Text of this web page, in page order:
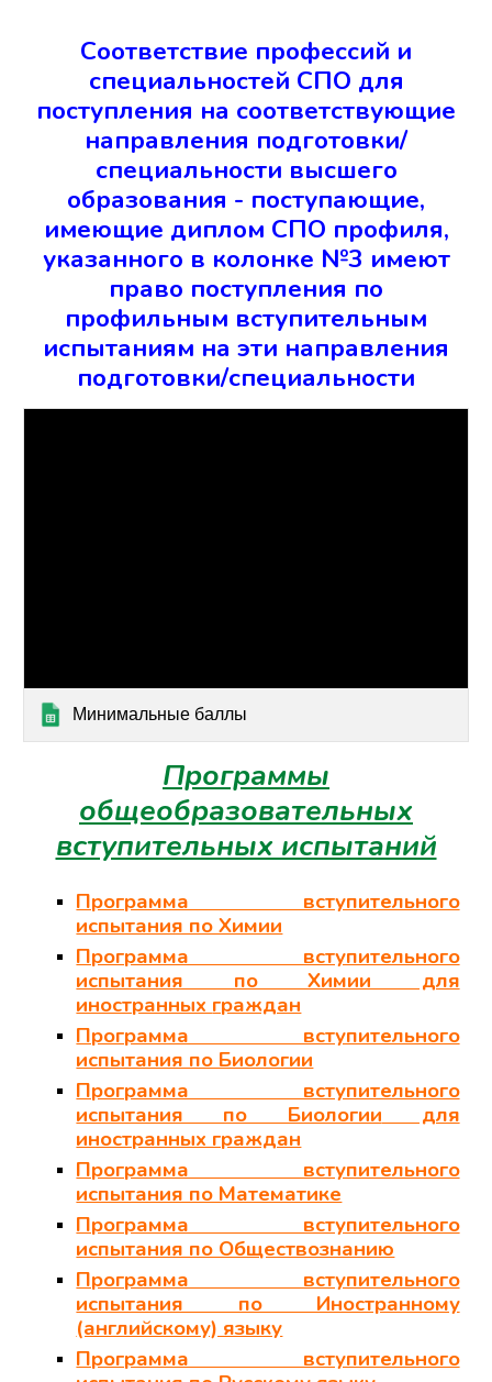
Соответствие профессий и
специальностей СПО для
поступления на соответствующие
направления подготовки/
специальности высшего
образования - поступающие,
имеющие диплом СПО профиля,
указанного в колонке №3 имеют
право поступления по
профильным вступительным
испытаниям на эти направления
подготовки/специальности
Минимальные баллы
Программы
общеобразовательных
вступительных испытаний
Программа вступительного
испытания по Химии
Программа вступительного
испытания по Химии для
иностранных граждан
Программа вступительного
испытания по Биологии
Программа вступительного
испытания по Биологии для
иностранных граждан
Программа вступительного
испытания по Математике
Программа вступительного
испытания по Обществознанию
Программа вступительного
испытания по Иностранному
(английскому) языку
Программа вступительного